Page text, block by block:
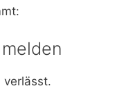
verlässt.